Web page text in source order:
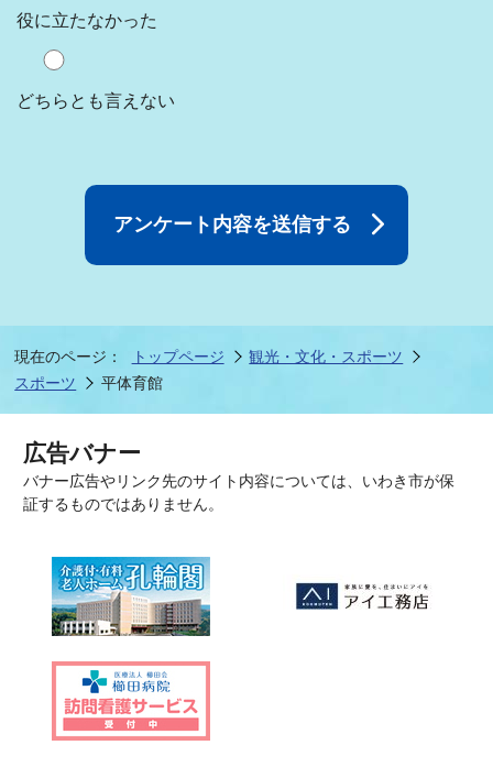
役に立たなかった
どちらとも言えない
現在のページ： トップページ
観光・文化・スポーツ
スポーツ
平体育館
広告バナー
バナー広告やリンク先のサイト内容については、いわき市が保
証するものではありません。